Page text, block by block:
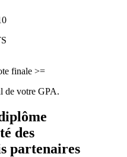
finale >=
de votre GPA.
des
partenaires